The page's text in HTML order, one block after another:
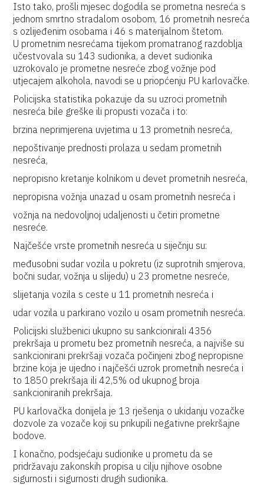
Isto tako, prošli mjesec dogodila se prometna nesreća s
jednom smrtno stradalom osobom, 16 prometnih nesreća
s ozlijeđenim osobama i 46 s materijalnom štetom.
U prometnim nesrećama tijekom promatranog razdoblja
učestvovala su 143 sudionika, a devet sudionika
uzrokovalo je prometne nesreće zbog vožnje pod
utjecajem alkohola, navodi se u priopćenju PU karlovačke.
Policijska statistika pokazuje da su uzroci prometnih
nesreća bile greške ili propusti vozača i to:
brzina neprimjerena uvjetima u 13 prometnih nesreća,
nepoštivanje prednosti prolaza u sedam prometnih
nesreća,
nepropisno kretanje kolnikom u devet prometnih nesreća,
nepropisna vožnja unazad u osam prometnih nesreća i
vožnja na nedovoljnoj udaljenosti u četiri prometne
nesreće.
Najčešće vrste prometnih nesreća u siječnju su:
međusobni sudar vozila u pokretu (iz suprotnih smjerova,
bočni sudar, vožnja u slijedu) u 23 prometne nesreće,
slijetanja vozila s ceste u 11 prometnih nesreća i
udar vozila u parkirano vozilo u osam prometnih nesreća.
Policijski službenici ukupno su sankcionirali 4356
prekršaja u prometu bez prometnih nesreća, a najviše su
sankcionirani prekršaji vozača počinjeni zbog nepropisne
brzine koja je ujedno i najčešći uzrok prometnih nesreća i
to 1850 prekršaja ili 42,5% od ukupnog broja
sankcioniranih prekršaja.
PU karlovačka donijela je 13 rješenja o ukidanju vozačke
dozvole za vozače koji su prikupili negativne prekršajne
bodove.
I konačno, podsjećaju sudionike u prometu da se
pridržavaju zakonskih propisa u cilju njihove osobne
sigurnosti i sigurnosti drugih sudionika.